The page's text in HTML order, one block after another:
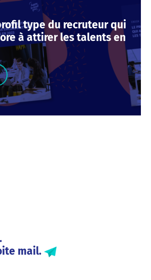
type du recruteur qui
à attirer les talents en
mail.